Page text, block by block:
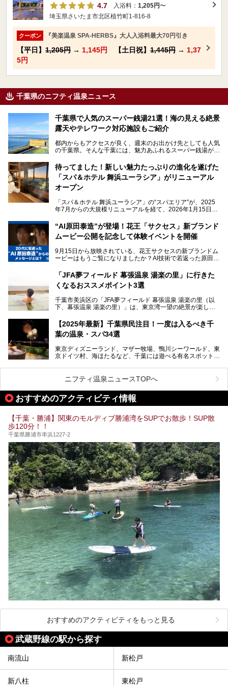
4.7
入浴料： 1,205円〜
埼玉県さいたま市北区植竹町1-816-8
クーポン 『美楽温泉 SPA-HERBS』大人入浴料最大70円引き
【平日】 1,205円 → 1,145円 【土日祝】 1,445円 → 1,37
5円
千葉県のニフティ温泉ニュース
千葉県で人気のスーパー銭湯21選！海の見える絶景
露天やテレワーク対応施設もご紹介
都内からもアクセスが良く、週末のお出かけ先としても人気
の千葉県。そんな千葉には、魅力あふれるスーパー銭湯がた
「サウナでしっかりととのいたい」「海が見える絶景で非日
常を味わいたい」「子連れでも気兼ねなく1日過ごした
い」。
そんな多様なニーズに応える施設が揃っているため、その日
の目的に合った施設がきっと見つかるはずです。
さらに最近では、24時間営業で深夜まで滞在できる施設
や、テレワーク・コワーキングスペースを備えた仕事もでき
るスパも増えており、ただの入浴施設にとどまらない進化を
本記事では、人気スーパー銭湯から絶景施設、コワーキング
スペースや休憩スペースが充実した施設、子連れファミリー
向けの施設など、目的に合わせたおすすめの施設を紹介しま
す。
ださい。
待ってました！新しい魅力たっぷりの進化を遂げた
「スパ＆ホテル 舞浜ユーラシア」がリニューアル
オープン
「スパ＆ホテル 舞浜ユーラシア」の“スパエリア”が、2025
年7月からの大規模リニューアルを経て、2026年1月15日
新設エリアや生まれ変わった浴場・サウナの魅力を、人気キ
ャラクター「ユーラシわん」と一緒にご紹介します。必見の
───
提供元：SPA＆HOTEL舞浜ユーラシア【PR】
です。
“AI原田泰造”が登場！花王「サクセス」新ブランド
ムービー公開を記念して体験イベントを開催
9月15日から放映されている、花王サクセスの新ブランドム
ービーはもうご覧になりましたか？AI技術で若返った原田泰
伝えるムービーです。公開を記念して、スパメッツァおおた
か竜泉寺の湯にて体験イベントを開催。花王サクセスの製品
が無料で試せるチャンスです！
提供元：花王株式会社【PR】
この記事は花王株式会社商品のPRレポート記事です。
「JFA夢フィールド 幕張温泉 湯楽の里」に行きた
くなるおススメポイント3選
千葉市美浜区の「JFA夢フィールド 幕張温泉 湯楽の里（以
下、幕張温泉 湯楽の里）」は、東京湾一望の絶景が楽しめ
設備も天然温泉の露天風呂、サウナ、岩盤浴のほか、高濃度
炭酸泉、海の見えるお休み処や食事処、展望抜群の屋上ま
で、年代を問わずたっぷり楽しめます。
今回は人気のこの施設の中でも、特におススメしたい3つの
ポイントについて厳選してお届けします。読めばきっと、行
【2025年最新】千葉県民注目！一度は入るべき千
葉の温泉・スパ34選
東京ディズニーランド、マザー牧場、鴨川シーワールド、東
京ドイツ村、海ほたるなど、千葉には遊べる有名スポットが
県で生まれ、千葉県で育ち、つい最近まで千葉在住だった私
がお勧めする、一度は入るべき千葉の温泉・スパ34選をま
とめました。
ニフティ温泉ニュースTOPへ
おすすめのアクティビティ情報
【千葉・勝浦】関東のモルディブ勝浦湾をSUPでお散歩！SUP散
歩120分！！
千葉県勝浦市串浜1227-2
おすすめのアクティビティをもっと見る
武蔵野線の駅から探す
南流山 新松戸
新八柱 東松戸